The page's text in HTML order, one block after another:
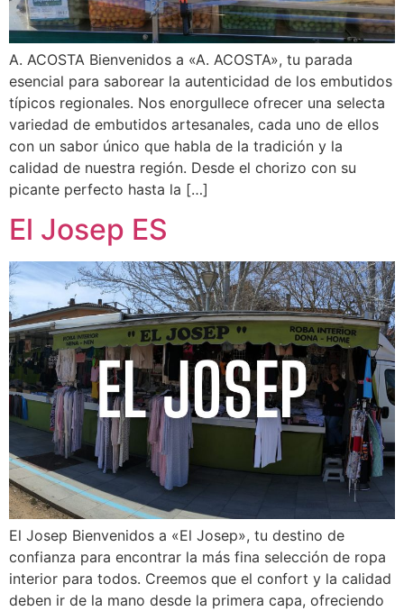
A. ACOSTA Bienvenidos a «A. ACOSTA», tu parada
esencial para saborear la autenticidad de los embutidos
típicos regionales. Nos enorgullece ofrecer una selecta
variedad de embutidos artesanales, cada uno de ellos
con un sabor único que habla de la tradición y la
calidad de nuestra región. Desde el chorizo ​​con su
picante perfecto hasta la […]
El Josep ES
El Josep Bienvenidos a «El Josep», tu destino de
confianza para encontrar la más fina selección de ropa
interior para todos. Creemos que el confort y la calidad
deben ir de la mano desde la primera capa, ofreciendo